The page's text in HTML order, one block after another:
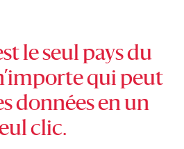
le seul pays du
qui peut
données en un
clic.